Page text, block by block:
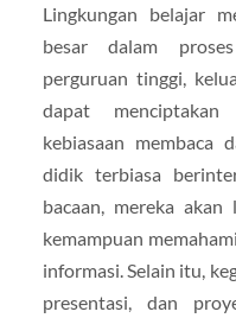
Lingkungan belajar
besar dalam proses
perguruan tinggi,
dapat
kebiasaan membaca
didik terbiasa
bacaan, mereka akan
kemampuan
informasi. Selain itu,
presentasi, dan